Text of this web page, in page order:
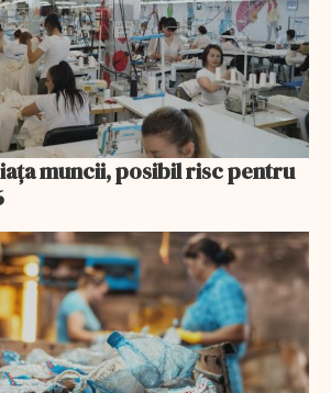
muncii, posibil risc pentru